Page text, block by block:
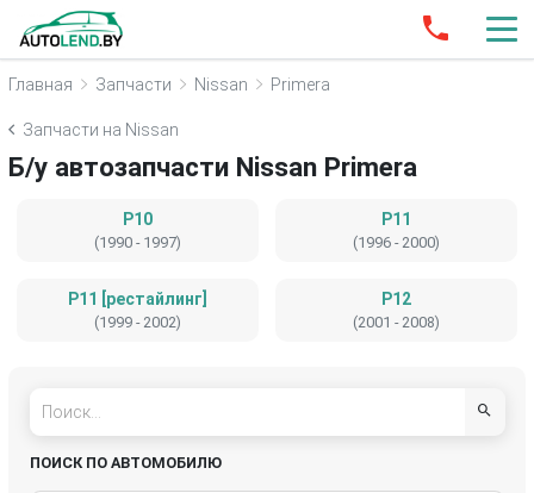
Главная Запчасти Nissan Primera
Запчасти на Nissan
Б/у автозапчасти Nissan Primera
P10
(1990 - 1997)
P11
(1996 - 2000)
P11 [рестайлинг]
(1999 - 2002)
P12
(2001 - 2008)
ПОИСК ПО АВТОМОБИЛЮ